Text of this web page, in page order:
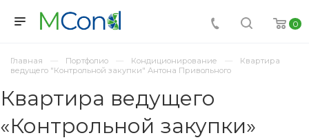
0
Главная Портфолио Кондиционирование
Квартира
ведущего "Контрольной закупки" Антона Привольного
Квартира ведущего
«Контрольной закупки»